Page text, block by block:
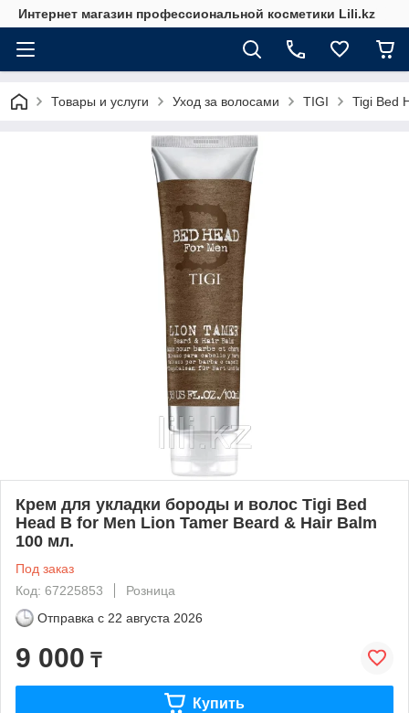
Интернет магазин профессиональной косметики Lili.kz
Товары и услуги Уход за волосами TIGI Tigi Bed
Крем для укладки бороды и волос Tigi Bed
Head B for Men Lion Tamer Beard & Hair Balm
100 мл.
Под заказ
Код: 67225853
Розница
Отправка с 22 августа 2026
9 000 ₸
Купить